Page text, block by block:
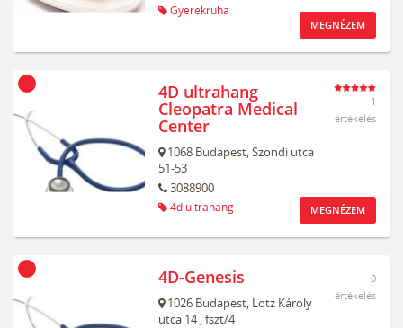
Gyerekruha
MEGNÉZEM
4D ultrahang
Cleopatra Medical
Center
1068 Budapest,Szondi utca
51-53
3088900
4d ultrahang
1
értékelés
MEGNÉZEM
4D-Genesis
1026 Budapest, Lotz Károly
utca 14, fszt/4
0
értékelés